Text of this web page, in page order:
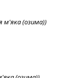
м'яка (озима))